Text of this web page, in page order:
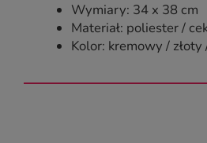
Wymiary: 34 x 38 cm
Materiał: poliester /
Kolor: kremowy / złoty